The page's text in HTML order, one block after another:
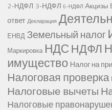
2-НДФЛ 3-НДФЛ 6-НДФЛ Акцизы
ответ Декларация
ЕНВД Земельный налог
Маркировка НДС НДФЛ
имущество Налог на
Налоговая проверка
Налоговые вычеты
Налоговые